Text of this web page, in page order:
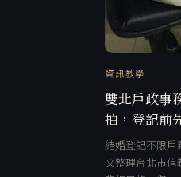
資訊教學
雙北戶政事
拍，登記前
結婚登記不限
文整理台北市